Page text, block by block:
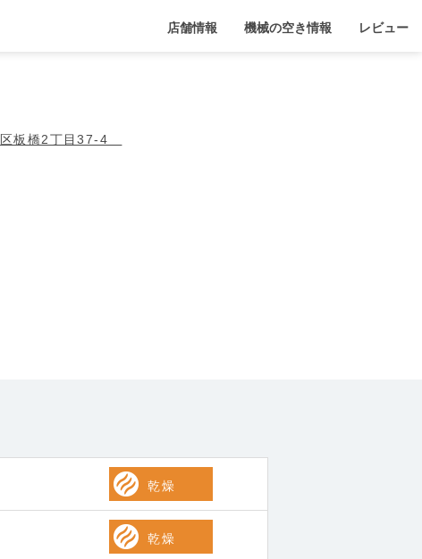
店舗情報 機械の空き情報 レビュー
板橋2丁目37-4
乾燥
乾燥